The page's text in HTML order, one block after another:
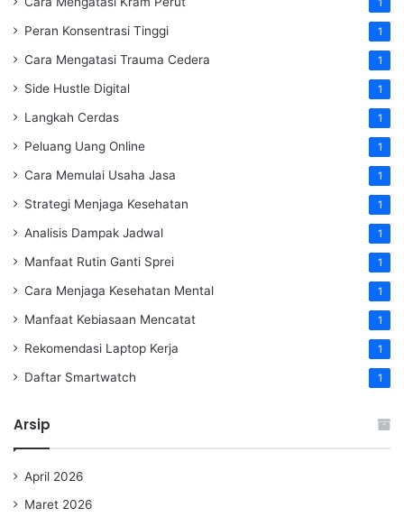
Peran Konsentrasi Tinggi 1
Cara Mengatasi Trauma Cedera 1
Side Hustle Digital 1
Langkah Cerdas 1
Peluang Uang Online 1
Cara Memulai Usaha Jasa 1
Strategi Menjaga Kesehatan 1
Analisis Dampak Jadwal 1
Manfaat Rutin Ganti Sprei 1
Cara Menjaga Kesehatan Mental 1
Manfaat Kebiasaan Mencatat 1
Rekomendasi Laptop Kerja 1
Daftar Smartwatch 1
Arsip
April 2026
Maret 2026